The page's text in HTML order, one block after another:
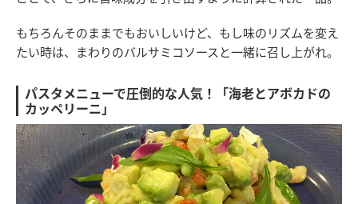
もちろんそのままでもおいしいけど、もし味のリズムを変え
たい時は、まわりのバルサミコソースと一緒に召し上がれ。
パスタメニューで圧倒的な人気！「海老とアボカドの
カッペリーニ」